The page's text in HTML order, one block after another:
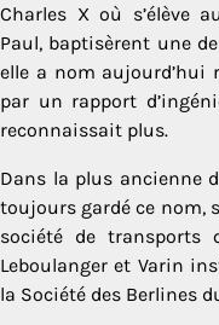
Charles X où s’élève
Paul, baptisèrent une
elle a nom aujourd’hui
par un rapport
reconnaissait plus.
Dans la plus ancienne
toujours gardé ce nom,
société de transports
Leboulanger et Varin
la Société des Berlines